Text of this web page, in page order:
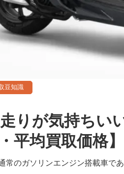
豆知識
りが気持ちい
平均買取価格】
常のガソリンエンジン搭載車で